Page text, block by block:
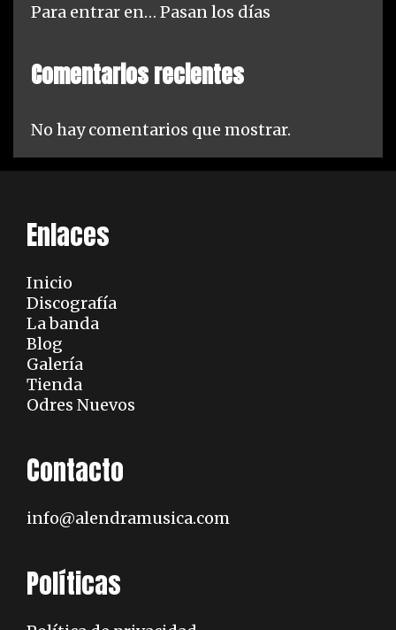
Para entrar en… Pasan los días
Comentarios recientes
No hay comentarios que mostrar.
Enlaces
Inicio
Discografía
La banda
Blog
Galería
Tienda
Odres Nuevos
Contacto
info@alendramusica.com
Políticas